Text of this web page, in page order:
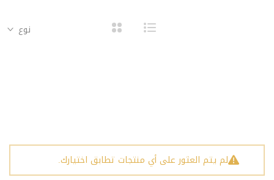
نوع
لم يتم العثور على أي منتجات تطابق اختيارك.